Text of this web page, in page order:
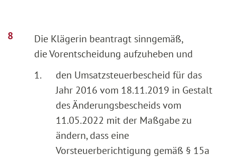
Die Klägerin beantragt sinngemäß,
die Vorentscheidung aufzuheben und
1.
den Umsatzsteuerbescheid für das
Jahr 2016 vom 18.11.2019 in Gestalt
des Änderungsbescheids vom
11.05.2022 mit der Maßgabe zu
ändern, dass eine
Vorsteuerberichtigung gemäß § 15a